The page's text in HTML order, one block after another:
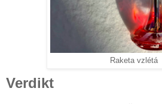
Raketa vzlétá
Verdikt